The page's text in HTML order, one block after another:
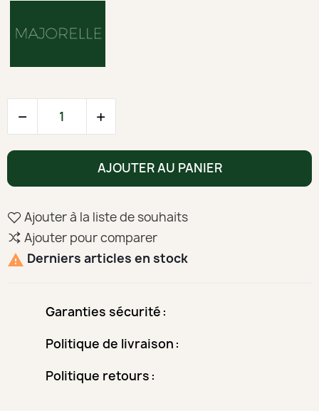
AJOUTER AU PANIER
Ajouter à la liste de souhaits
Ajouter pour comparer
 Derniers articles en stock
Garanties sécurité
Politique de livraison
Politique retours